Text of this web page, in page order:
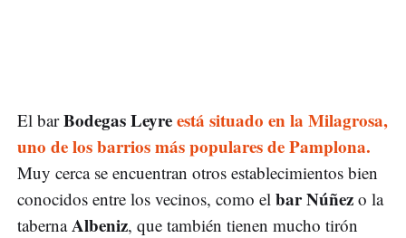
El barBodegas Leyreestá situado en la Milagrosa,
uno de los barrios más populares de Pamplona.
Muy cerca se encuentran otros establecimientos bien
conocidos entre los vecinos, como el bar Núñez o la
tabernaAlbeniz, que también tienen mucho tirón